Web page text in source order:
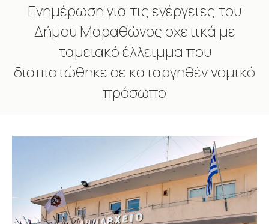
Ενημέρωση για τις ενέργειες του
Δήμου Μαραθώνος σχετικά με
ταμειακό έλλειμμα που
διαπιστώθηκε σε καταργηθέν νομικό
πρόσωπο